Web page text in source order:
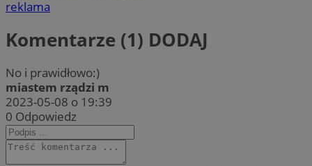
reklama
Komentarze (1) DODAJ
No i prawidłowo:)
miastem rządzi m
2023-05-08 o 19:39
0 Odpowiedz